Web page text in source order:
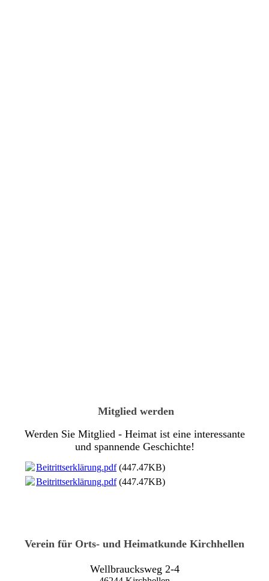
Mitglied werden
Werden Sie Mitglied - Heimat ist eine interessante
und spannende Geschichte!
Beitrittserklärung.pdf(447.47KB)
Beitrittserklärung.pdf(447.47KB)
Verein für Orts- und Heimatkunde Kirchhellen
Wellbraucksweg 2-4